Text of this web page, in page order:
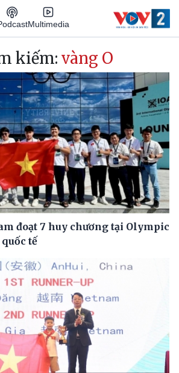
Multimedia
kiếm: vàng O
đoạt 7 huy chương tại Olympic
tế